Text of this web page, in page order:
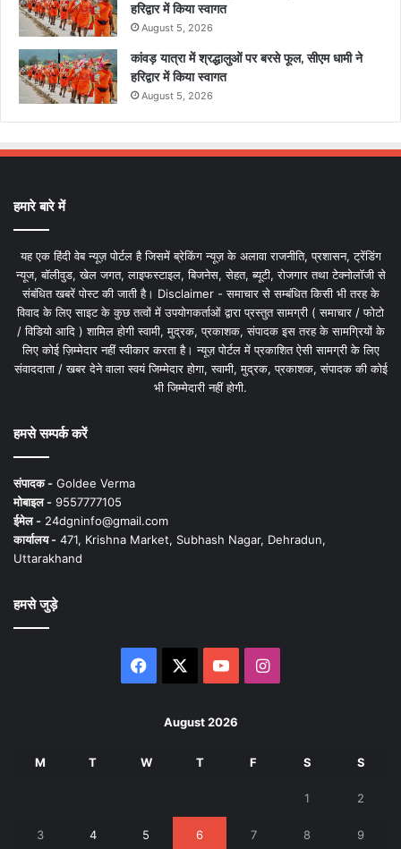
हरिद्वार में किया स्वागत
August 5, 2026
कांवड़ यात्रा में श्रद्धालुओं पर बरसे फूल, सीएम धामी ने
हरिद्वार में किया स्वागत
August 5, 2026
हमारे बारे में
यह एक हिंदी वेब न्यूज़ पोर्टल है जिसमें ब्रेकिंग न्यूज़ के अलावा राजनीति, प्रशासन, ट्रेंडिंग
न्यूज, बॉलीवुड, खेल जगत, लाइफस्टाइल, बिजनेस, सेहत, ब्यूटी, रोजगार तथा टेक्नोलॉजी से
संबंधित खबरें पोस्ट की जाती है। Disclaimer - समाचार से सम्बंधित किसी भी तरह के
विवाद के लिए साइट के कुछ तत्वों में उपयोगकर्ताओं द्वारा प्रस्तुत सामग्री ( समाचार / फोटो
/ विडियो आदि ) शामिल होगी स्वामी, मुद्रक, प्रकाशक, संपादक इस तरह के सामग्रियों के
लिए कोई ज़िम्मेदार नहीं स्वीकार करता है। न्यूज़ पोर्टल में प्रकाशित ऐसी सामग्री के लिए
संवाददाता / खबर देने वाला स्वयं जिम्मेदार होगा, स्वामी, मुद्रक, प्रकाशक, संपादक की कोई
भी जिम्मेदारी नहीं होगी.
हमसे सम्पर्क करें
संपादक - Goldee Verma
मोबाइल - 9557777105
ईमेल - 24dgninfo@gmail.com
कार्यालय - 471, Krishna Market, Subhash Nagar, Dehradun,
Uttarakhand
हमसे जुड़े
Facebook YouTubeInstagram
August 2026
M T W T F S S
1 2
3 4 5 6 7 8 9